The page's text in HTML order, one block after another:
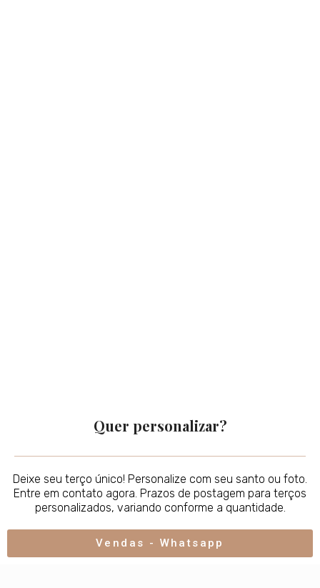
Quer personalizar?
Deixe seu terço único! Personalize com seu santo ou foto.
Entre em contato agora. Prazos de postagem para terços
personalizados, variando conforme a quantidade.
Vendas - Whatsapp